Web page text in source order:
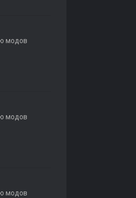
модов
модов
модов